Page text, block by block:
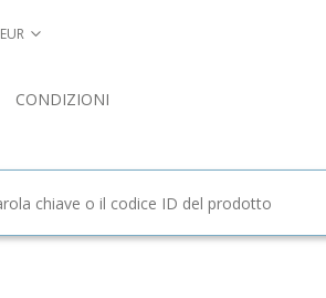
EUR
CONDIZIONI